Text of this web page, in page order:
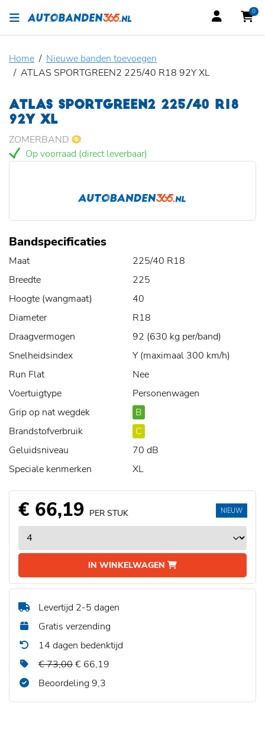
0
Home
Nieuwe banden toevoegen
ATLAS SPORTGREEN2 225/40 R18 92Y XL
ATLAS SPORTGREEN2 225/40 R18
92Y XL
ZOMERBAND
Op voorraad (direct leverbaar)
Bandspecificaties
Maat
225/40 R18
Breedte
225
Hoogte (wangmaat)
40
Diameter
R18
Draagvermogen
92 (630 kg per/band)
Snelheidsindex
Y (maximaal 300 km/h)
Run Flat
Nee
Voertuigtype
Personenwagen
Grip op nat wegdek
B
Brandstofverbruik
C
Geluidsniveau
70 dB
Speciale kenmerken
XL
€ 66,19 PER STUK
IN WINKELWAGEN
NIEUW
Levertijd 2-5 dagen
Gratis verzending
14 dagen bedenktijd
€ 73,00€ 66,19
Beoordeling 9,3